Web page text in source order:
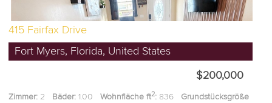
415 Fairfax Drive
Fort Myers, Florida, United States
$200,000
Zimmer: 2 Bäder: 1.00Wohnfläche ft2: 836 Grundstücksgröße